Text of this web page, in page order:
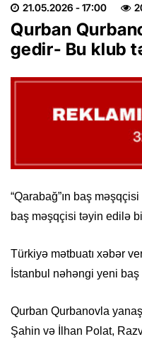
21.05.2026 - 17:00
Qurban
gedir- Bu klub
“Qarabağ”ın baş
baş məşqçisi təyin edilə
Türkiyə mətbuatı xəbər
İstanbul nəhəngi yeni baş
Qurban Qurbanovla
Şahin və İlhan Polat,